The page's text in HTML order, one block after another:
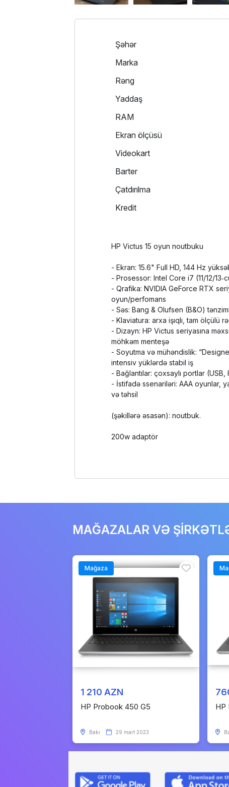
Şəhər
Marka
Rəng
Yaddaş
RAM
Ekran ölçüsü
Videokart
Barter
Çatdırılma
Kredit
HP Victus 15 oyun noutbuku
- Ekran: 15.6" Full HD, 144 Hz
- Prosessor: Intel Core i7 (11/12/
- Qrafika: NVIDIA GeForce RTX
oyun/perfomans
- Səs: Bang & Olufsen (B&O)
- Klaviatura: arxa işıqlı, tam ölçülü
- Dizayn: HP Victus seriyasına
möhkəm menteşə
- Soyutma və mühəndislik:
intensiv yüklərdə stabil iş
- Bağlantılar: çoxsaylı portlar
- İstifadə ssenariləri: AAA oyunlar,
və təhsil
(şəkillərə əsasən): noutbuk.
200w adaptör
MAĞAZALAR VƏ
Mağaza
1 210 AZN
HP Probook 450 G5
Bakı 29 mart 2023
HP